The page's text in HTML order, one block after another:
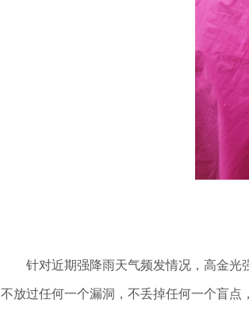
针对近期强降雨天气频发情况，高金光强
不放过任何一个漏洞，不丢掉任何一个盲